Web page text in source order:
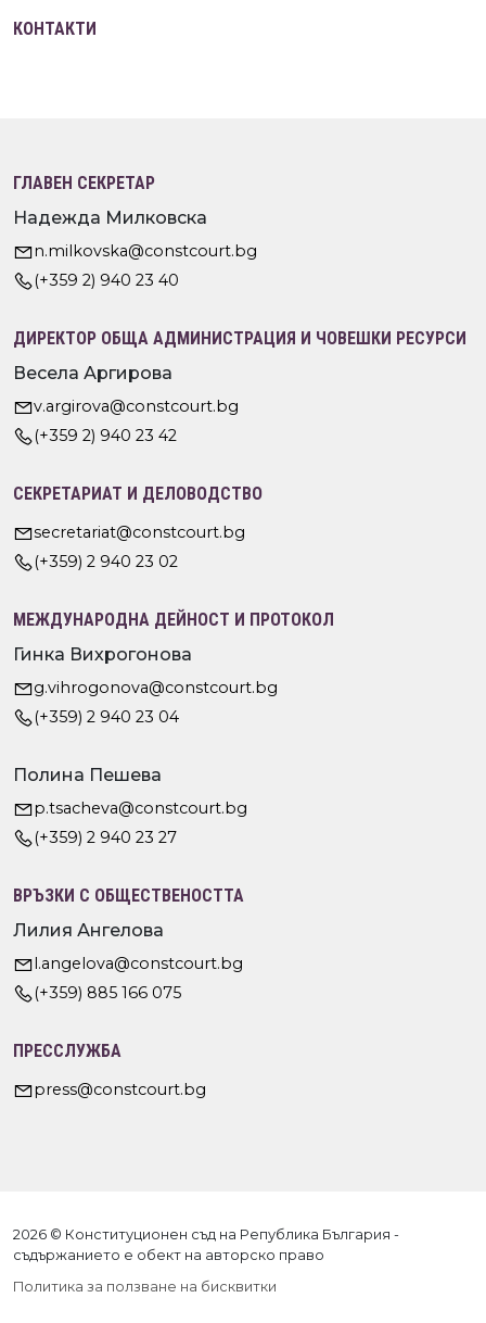
КОНТАКТИ
ГЛАВЕН СЕКРЕТАР
Надежда Милковска
n.milkovska@constcourt.bg
(+359 2) 940 23 40
ДИРЕКТОР ОБЩА АДМИНИСТРАЦИЯ И ЧОВЕШКИ РЕСУРСИ
Весела Аргирова
v.argirova@constcourt.bg
(+359 2) 940 23 42
СЕКРЕТАРИАТ И ДЕЛОВОДСТВО
secretariat@constcourt.bg
(+359) 2 940 23 02
МЕЖДУНАРОДНА ДЕЙНОСТ И ПРОТОКОЛ
Гинка Вихрогонова
g.vihrogonova@constcourt.bg
(+359) 2 940 23 04
Полина Пешева
p.tsacheva@constcourt.bg
(+359) 2 940 23 27
ВРЪЗКИ С ОБЩЕСТВЕНОСТТА
Лилия Ангелова
l.angelova@constcourt.bg
(+359) 885 166 075
ПРЕССЛУЖБА
press@constcourt.bg
2026 © Конституционен съд на Република България -
съдържанието е обект на авторско право
Политика за ползване на бисквитки